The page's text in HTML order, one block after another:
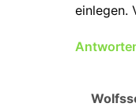
einlegen.